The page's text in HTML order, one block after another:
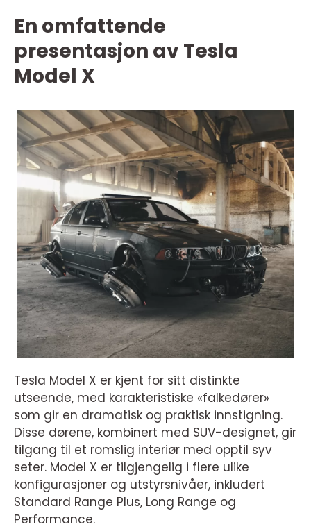
En omfattende
presentasjon av Tesla
Model X
Tesla Model X er kjent for sitt distinkte
utseende, med karakteristiske «falkedører»
som gir en dramatisk og praktisk innstigning.
Disse dørene, kombinert med SUV-designet, gir
tilgang til et romslig interiør med opptil syv
seter. Model X er tilgjengelig i flere ulike
konfigurasjoner og utstyrsnivåer, inkludert
Standard Range Plus, Long Range og
Performance.